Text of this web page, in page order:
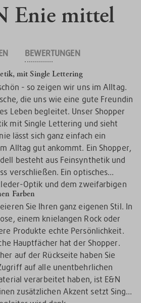
Enie mittel
BEWERTUNGEN
mit Single Lettering
- so zeigen wir uns im Alltag.
die uns wie eine gute Freundin
Leben begleitet. Unser Shopper
mit Single Lettering und sieht
lässt sich ganz einfach ein
Alltag gut ankommt. Ein Shopper,
besteht aus Feinsynthetik und
verschließen. Ein optisches
Optik und dem zweifarbigen
Farben
Sie Ihren ganz eigenen Stil. In
einem knielangen Rock oder
Produkte echte Persönlichkeit.
Hauptfächer hat der Shopper.
auf der Rückseite haben Sie
auf alle unentbehrlichen
verarbeitet haben, ist E&N
zusätzlichen Akzent setzt Single